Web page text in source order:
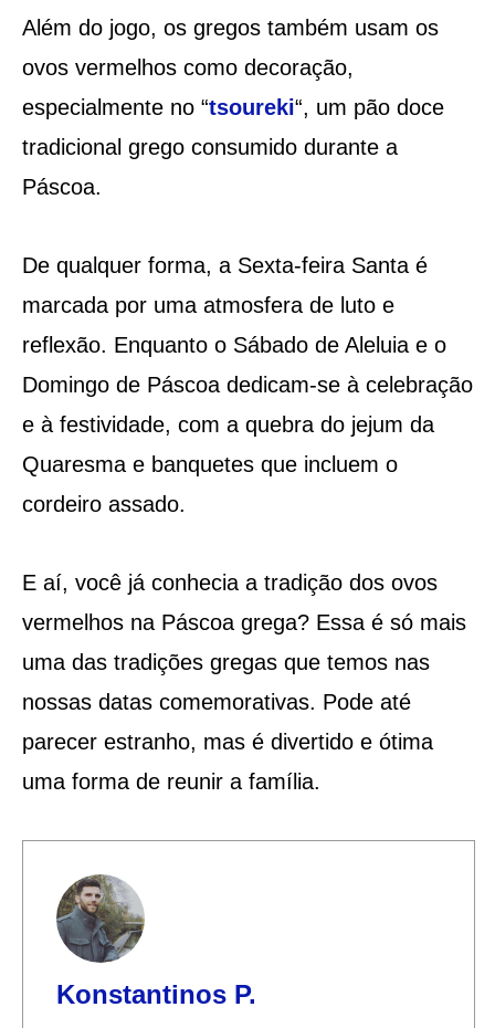
Além do jogo, os gregos também usam os
ovos vermelhos como decoração,
especialmente no “tsoureki“, um pão doce
tradicional grego consumido durante a
Páscoa.
De qualquer forma, a Sexta-feira Santa é
marcada por uma atmosfera de luto e
reflexão. Enquanto o Sábado de Aleluia e o
Domingo de Páscoa dedicam-se à celebração
e à festividade, com a quebra do jejum da
Quaresma e banquetes que incluem o
cordeiro assado​​​​​​.
E aí, você já conhecia a tradição dos ovos
vermelhos na Páscoa grega? Essa é só mais
uma das tradições gregas que temos nas
nossas datas comemorativas. Pode até
parecer estranho, mas é divertido e ótima
uma forma de reunir a família.
Konstantinos P.